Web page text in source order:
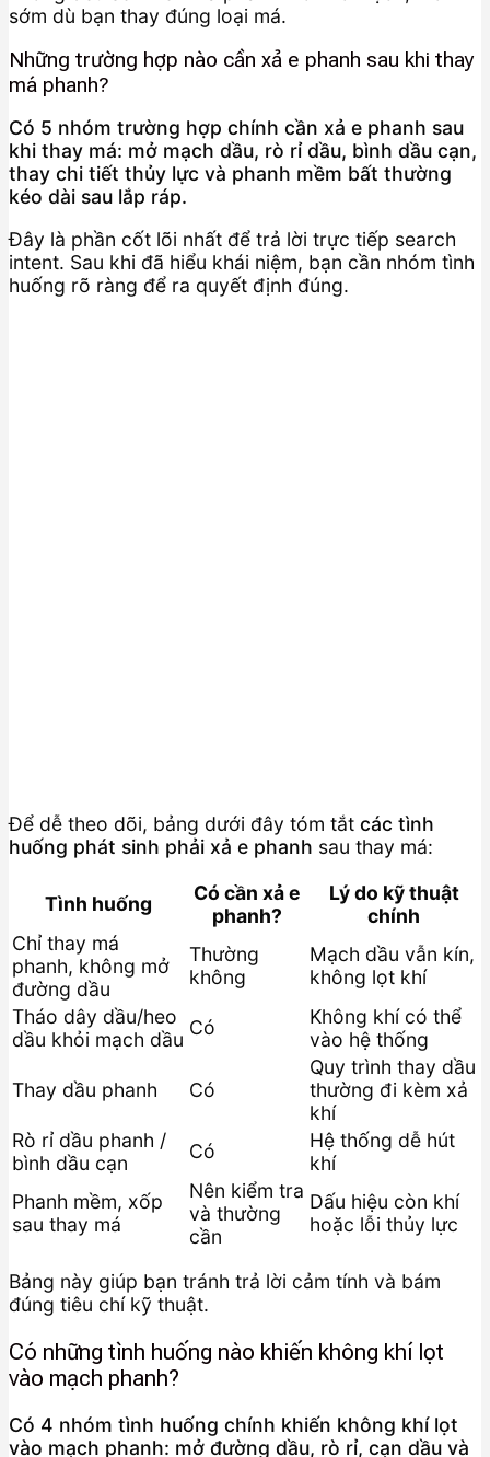
sớm dù bạn thay đúng loại má.
Những trường hợp nào cần xả e phanh sau khi thay
má phanh?
Có 5 nhóm trường hợp chính cần xả e phanh sau
khi thay má: mở mạch dầu, rò rỉ dầu, bình dầu cạn,
thay chi tiết thủy lực và phanh mềm bất thường
kéo dài sau lắp ráp.
Đây là phần cốt lõi nhất để trả lời trực tiếp search
intent. Sau khi đã hiểu khái niệm, bạn cần nhóm tình
huống rõ ràng để ra quyết định đúng.
Để dễ theo dõi, bảng dưới đây tóm tắt các tình
huống phát sinh phải xả e phanh sau thay má:
Tình huống
Có cần xả e
phanh?
Lý do kỹ thuật
chính
Chỉ thay má
phanh, không mở
đường dầu
Thường
không
Mạch dầu vẫn kín,
không lọt khí
Tháo dây dầu/heo
dầu khỏi mạch dầu
Có
Không khí có thể
vào hệ thống
Thay dầu phanh Có
Quy trình thay dầu
thường đi kèm xả
khí
Rò rỉ dầu phanh /
bình dầu cạn
Có
Hệ thống dễ hút
khí
Phanh mềm, xốp
sau thay má
Nên kiểm tra
và thường
cần
Dấu hiệu còn khí
hoặc lỗi thủy lực
Bảng này giúp bạn tránh trả lời cảm tính và bám
đúng tiêu chí kỹ thuật.
Có những tình huống nào khiến không khí lọt
vào mạch phanh?
Có 4 nhóm tình huống chính khiến không khí lọt
vào mạch phanh: mở đường dầu, rò rỉ, cạn dầu và